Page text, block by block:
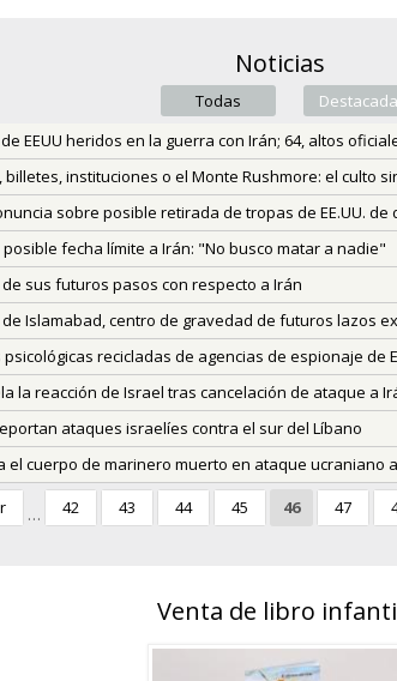
Noticias
Todas
EEUU heridos en la guerra con Irán; 64, altos
instituciones o el Monte Rushmore: el culto
sobre posible retirada de tropas de EE.UU.
fecha límite a Irán: "No busco matar a nadie"
sus futuros pasos con respecto a Irán
de Islamabad, centro de gravedad de futuros lazos
recicladas de agencias de espionaje de
la reacción de Israel tras cancelación de ataque a
ataques israelíes contra el sur del Líbano
el cuerpo de marinero muerto en ataque ucraniano
… 42 43 44 45 46 47
Venta de libro